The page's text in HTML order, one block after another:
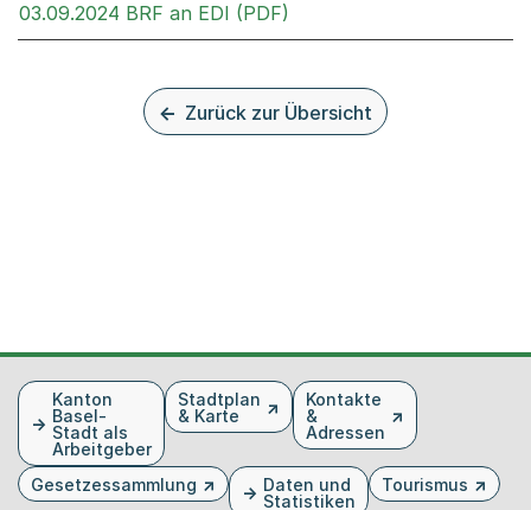
03.09.2024 BRF an EDI (PDF)
Zurück zur Übersicht
FusszeileKanton
Basel-
Stadt als
Arbeitgeber
Stadtplan
& Karte
Kontakte
&
Adressen
Gesetzessammlung
Daten und
Statistiken
Tourismus